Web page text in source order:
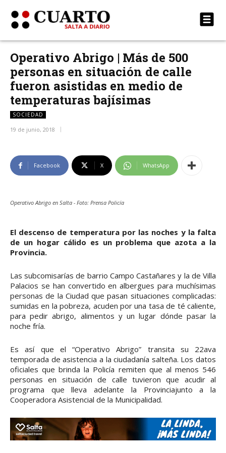
Operativo Abrigo | Más de 500
personas en situación de calle
fueron asistidas en medio de
temperaturas bajísimas
SOCIEDAD
19 de junio, 2018
Facebook X WhatsApp
Operativo Abrigo en Salta - Foto: Prensa Policía
El descenso de temperatura por las noches y la falta
de un hogar cálido es un problema que azota a la
Provincia.
Las subcomisarías de barrio Campo Castañares y la de Villa
Palacios se han convertido en albergues para muchísimas
personas de la Ciudad que pasan situaciones complicadas:
sumidas en la pobreza, acuden por una tasa de té caliente,
para pedir abrigo, alimentos y un lugar dónde pasar la
noche fría.
Es así que el “Operativo Abrigo” transita su 22ava
temporada de asistencia a la ciudadanía salteña. Los datos
oficiales que brinda la Policía remiten que al menos 546
personas en situación de calle tuvieron que acudir al
programa que lleva adelante la Provinciajunto a la
Cooperadora Asistencial de la Municipalidad.